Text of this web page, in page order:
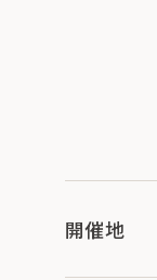
開催地